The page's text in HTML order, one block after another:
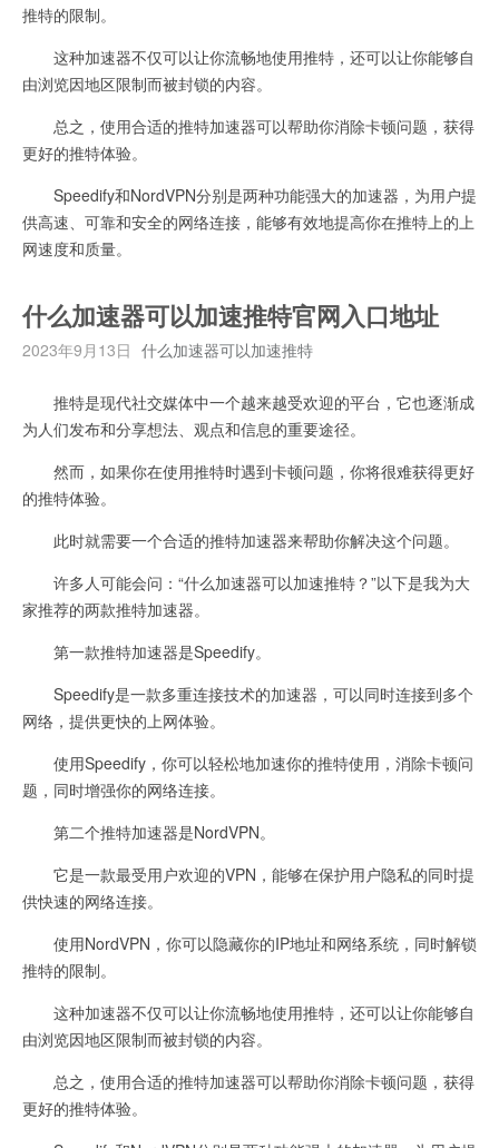
推特的限制。
这种加速器不仅可以让你流畅地使用推特，还可以让你能够自
由浏览因地区限制而被封锁的内容。
总之，使用合适的推特加速器可以帮助你消除卡顿问题，获得
更好的推特体验。
Speedify和NordVPN分别是两种功能强大的加速器，为用户提
供高速、可靠和安全的网络连接，能够有效地提高你在推特上的上
网速度和质量。
什么加速器可以加速推特官网入口地址
2023年9月13日 什么加速器可以加速推特
推特是现代社交媒体中一个越来越受欢迎的平台，它也逐渐成
为人们发布和分享想法、观点和信息的重要途径。
然而，如果你在使用推特时遇到卡顿问题，你将很难获得更好
的推特体验。
此时就需要一个合适的推特加速器来帮助你解决这个问题。
许多人可能会问：“什么加速器可以加速推特？”以下是我为大
家推荐的两款推特加速器。
第一款推特加速器是Speedify。
Speedify是一款多重连接技术的加速器，可以同时连接到多个
网络，提供更快的上网体验。
使用Speedify，你可以轻松地加速你的推特使用，消除卡顿问
题，同时增强你的网络连接。
第二个推特加速器是NordVPN。
它是一款最受用户欢迎的VPN，能够在保护用户隐私的同时提
供快速的网络连接。
使用NordVPN，你可以隐藏你的IP地址和网络系统，同时解锁
推特的限制。
这种加速器不仅可以让你流畅地使用推特，还可以让你能够自
由浏览因地区限制而被封锁的内容。
总之，使用合适的推特加速器可以帮助你消除卡顿问题，获得
更好的推特体验。